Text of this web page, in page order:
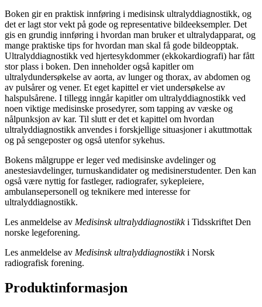
Boken gir en praktisk innføring i medisinsk ultralyddiagnostikk, og
det er lagt stor vekt på gode og representative bildeeksempler. Det
gis en grundig innføring i hvordan man bruker et ultralydapparat, og
mange praktiske tips for hvordan man skal få gode bildeopptak.
Ultralyddiagnostikk ved hjertesykdommer (ekkokardiografi) har fått
stor plass i boken. Den inneholder også kapitler om
ultralydundersøkelse av aorta, av lunger og thorax, av abdomen og
av pulsårer og vener. Et eget kapittel er viet undersøkelse av
halspulsårene. I tillegg inngår kapitler om ultralyddiagnostikk ved
noen viktige medisinske prosedyrer, som tapping av væske og
nålpunksjon av kar. Til slutt er det et kapittel om hvordan
ultralyddiagnostikk anvendes i forskjellige situasjoner i akuttmottak
og på sengeposter og også utenfor sykehus.
Bokens målgruppe er leger ved medisinske avdelinger og
anestesiavdelinger, turnuskandidater og medisinerstudenter. Den kan
også være nyttig for fastleger, radiografer, sykepleiere,
ambulansepersonell og teknikere med interesse for
ultralyddiagnostikk.
Les anmeldelse av Medisinsk ultralyddiagnostikki Tidsskriftet Den
norske legeforening.
Les anmeldelse av Medisinsk ultralyddiagnostikki Norsk
radiografisk forening.
Produktinformasjon